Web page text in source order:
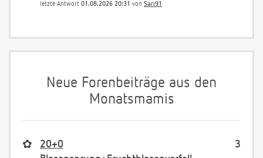
letzte Antwort 01.08.2026 20:31 von Sari91
Neue Forenbeiträge aus den
Monatsmamis
3
✿
20+0